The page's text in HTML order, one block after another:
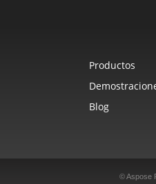
Productos
Blog
© Aspose